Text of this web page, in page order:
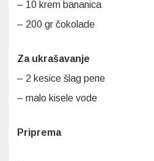
– 10 krem bananica
– 200 gr čokolade
Za ukrašavanje
– 2 kesice šlag pene
– malo kisele vode
Priprema